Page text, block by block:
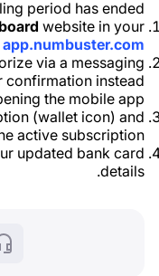
period has ended.
website in your
app.numbuster.com
via a messaging
confirmation instead
the mobile app.
(wallet icon) and
active subscription.
updated bank card
details.